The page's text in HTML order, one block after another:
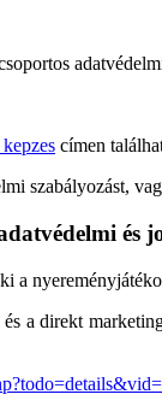
címen
szabályozást,
és
a
a direkt